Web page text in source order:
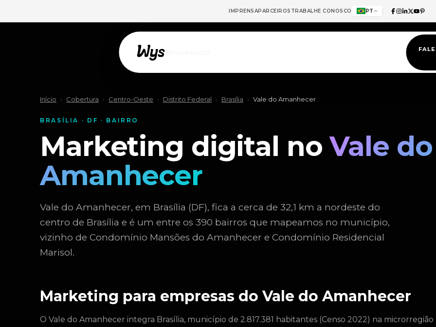
IMPRENSAPARCEIROS TRABALHE CONOSCO PT
Início › Cobertura › Centro-Oeste › Distrito Federal › Brasília › Vale do Amanhecer
BRASÍLIA · DF · BAIRRO
Marketing digital noVale do
Amanhecer
Vale do Amanhecer, em Brasília (DF), fica a cerca de 32,1 km a nordeste do
centro de Brasília e é um entre os 390 bairros que mapeamos no município,
vizinho de Condomínio Mansões do Amanhecer e Condomínio Residencial
Marisol.
Marketing para empresas do Vale do Amanhecer
O Vale do Amanhecer integra Brasília, município de 2.817.381 habitantes (Censo 2022) na microrregião